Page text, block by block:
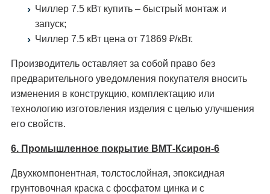
Чиллер 7.5 кВт купить – быстрый монтаж и
запуск;
Чиллер 7.5 кВт цена от 71869 ₽/кВт.
Производитель оставляет за собой право без
предварительного уведомления покупателя вносить
изменения в конструкцию, комплектацию или
технологию изготовления изделия с целью улучшения
его свойств.
6. Промышленное покрытие ВМТ-Ксирон-6
Двухкомпонентная, толстослойная, эпоксидная
грунтовочная краска с фосфатом цинка и с